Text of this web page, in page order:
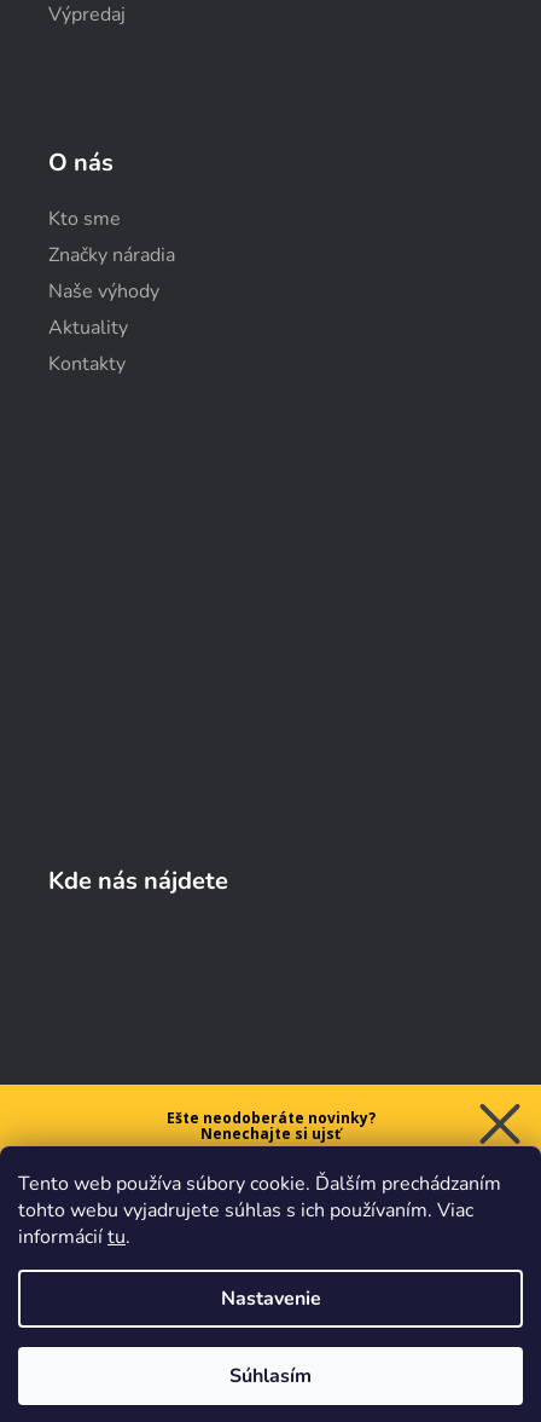
Tento web používa súbory cookie. Ďalším prechádzaním
tohto webu vyjadrujete súhlas s ich používaním. Viac
informáciítu.
Nastavenie
Súhlasím
Výpredaj
O nás
Kto sme
Značky náradia
Naše výhody
Aktuality
Kontakty
Kde nás nájdete
Ešte neodoberáte novinky?
Nenechajte si ujsť
na prvý nákup nad 40 €.
Chcem zľavu
obchodnými podmienkami.